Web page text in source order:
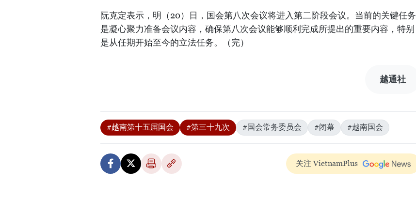
阮克定表示，明（20）日，国会第八次会议将进入第二阶段会议。当前的关键任务
是凝心聚力准备会议内容，确保第八次会议能够顺利完成所提出的重要内容，特别
是从任期开始至今的立法任务。（完）
越通社
#越南第十五届国会 #第三十九次 #国会常务委员会 #闭幕 #越南国会
关注 VietnamPlus